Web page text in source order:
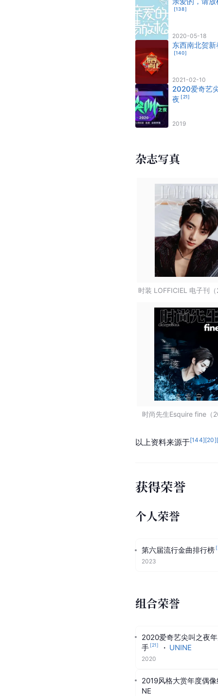
[138]
2020-05-18
东西南北贺新
[140]
2021-02-10
2020爱奇艺
夜 [21]
2019
杂志写真
时装 LOFFICIEL 电子刊
时尚先生Esquire fine（
以上资料来源于[144][20]
获得荣誉
个人荣誉
第六届流行金曲排行榜 [
2023
组合荣誉
2020爱奇艺尖叫之夜
手 [21] · UNINE
2020
2019风格大赏年度偶
NE